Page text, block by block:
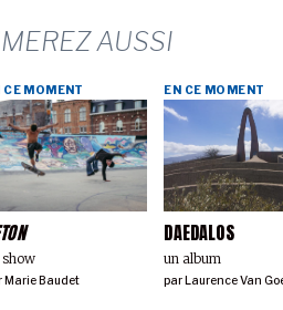
AUSSI
show
CE MOMENT
Marie Baudet
DAEDALOS
un album
EN CE MOMENT
parLaurence Van